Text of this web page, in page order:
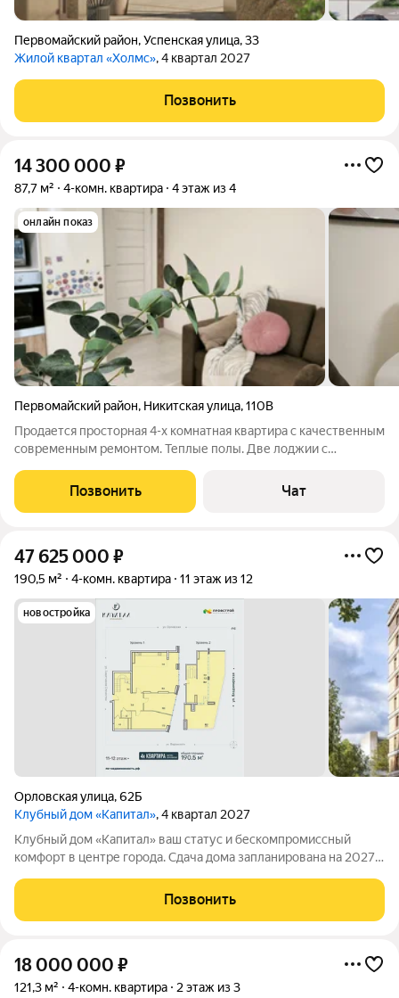
Первомайский район,Успенская улица,33
Жилой квартал «Холмс», 4 квартал 2027
Позвонить
14 300 000 ₽
87,7 м² 4-комн. квартира 4 этаж из 4
онлайн показ
Первомайский район, Никитская улица,110В
Продается просторная 4-х комнатная квартира с качественным
современным ремонтом. Теплые полы. Две лоджии с
обеспечивает комфорт. Из окон открывается вид на тихий
двор и овраг. В квартире есть
Позвонить Чат
47 625 000 ₽
190,5 м² 4-комн. квартира 11 этаж из 12
новостройка
Орловская улица,62Б
Клубный дом «Капитал», 4 квартал 2027
Клубный дом «Капитал» ваш статус и бескомпромиссный
комфорт в центре города. Сдача дома запланирована на 2027
безупречного вкуса. Двенадцатиэтажное монолитно-
кирпичное здание объединяет традиции
Позвонить
18 000 000 ₽
121,3 м² 4-комн. квартира 2 этаж из 3